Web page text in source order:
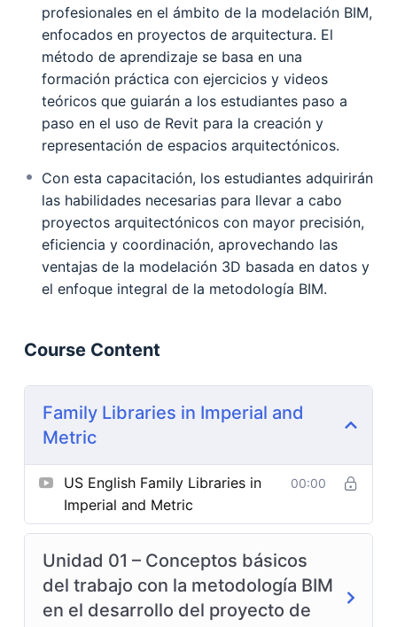
profesionales en el ámbito de la modelación BIM,
enfocados en proyectos de arquitectura. El
método de aprendizaje se basa en una
formación práctica con ejercicios y videos
teóricos que guiarán a los estudiantes paso a
paso en el uso de Revit para la creación y
representación de espacios arquitectónicos.
Con esta capacitación, los estudiantes adquirirán
las habilidades necesarias para llevar a cabo
proyectos arquitectónicos con mayor precisión,
eficiencia y coordinación, aprovechando las
ventajas de la modelación 3D basada en datos y
el enfoque integral de la metodología BIM.
Course Content
Family Libraries in Imperial and
Metric
US English Family Libraries in
Imperial and Metric
00:00
Unidad 01 – Conceptos básicos
del trabajo con la metodología BIM
en el desarrollo del proyecto de